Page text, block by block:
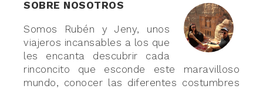
SOBRE NOSOTROS
Somos Rubén y Jeny, unos
viajeros incansables a los que
les encanta descubrir cada
rinconcito que esconde este maravilloso
mundo, conocer las diferentes costumbres